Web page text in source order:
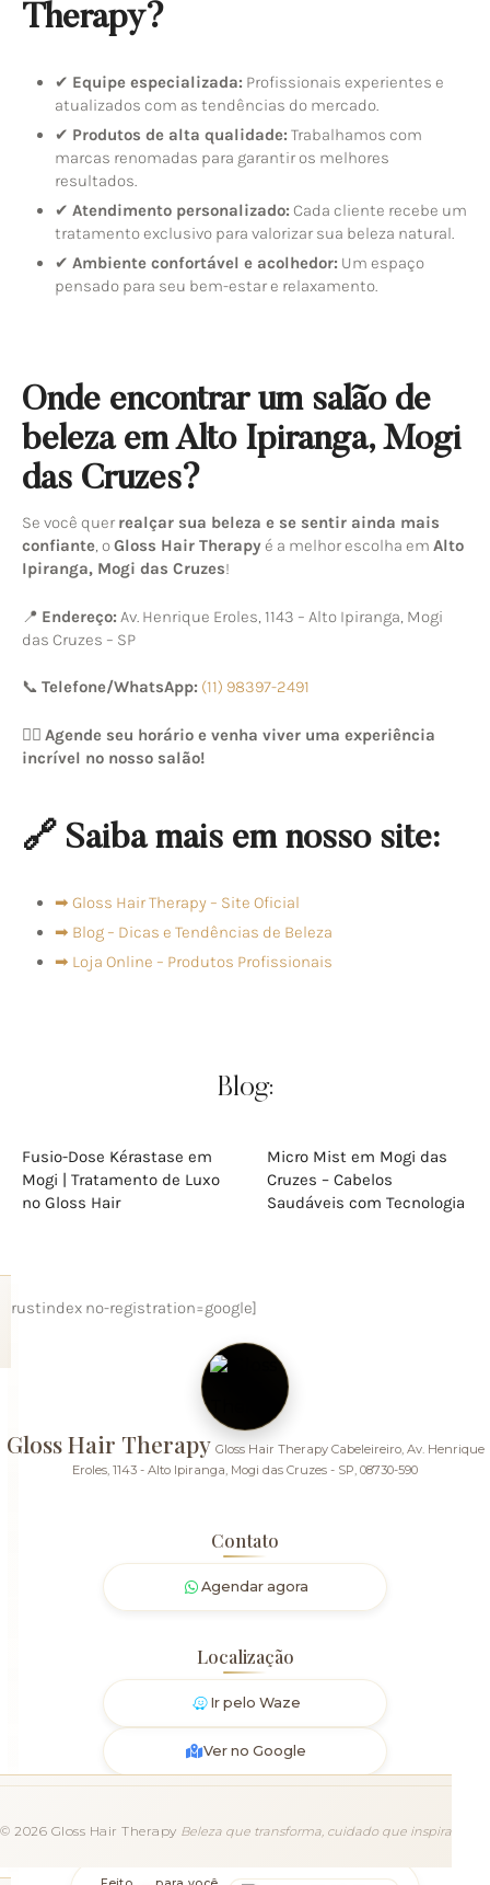
Therapy?
✔ Equipe especializada: Profissionais experientes e
atualizados com as tendências do mercado.
✔ Produtos de alta qualidade: Trabalhamos com
marcas renomadas para garantir os melhores
resultados.
✔ Atendimento personalizado: Cada cliente recebe um
tratamento exclusivo para valorizar sua beleza natural.
✔ Ambiente confortável e acolhedor: Um espaço
pensado para seu bem-estar e relaxamento.
Onde encontrar um salão de
beleza em Alto Ipiranga, Mogi
das Cruzes?
Se você quer realçar sua beleza e se sentir ainda mais
confiante, oGloss Hair Therapy é a melhor escolha em Alto
Ipiranga, Mogi das Cruzes!
📍 Endereço: Av. Henrique Eroles, 1143 – Alto Ipiranga, Mogi
das Cruzes – SP
📞 Telefone/WhatsApp: (11) 98397-2491
💆‍♀️ Agende seu horário e venha viver uma experiência
incrível no nosso salão!
🔗 Saiba mais em nosso site:
➡ Gloss Hair Therapy – Site Oficial
➡ Blog – Dicas e Tendências de Beleza
➡ Loja Online – Produtos Profissionais
Blog:
Fusio-Dose Kérastase em
Mogi | Tratamento de Luxo
no Gloss Hair
Micro Mist em Mogi das
Cruzes – Cabelos
Saudáveis com Tecnologia
[trustindex no-registration=google]
Gloss Hair Therapy Gloss Hair Therapy Cabeleireiro, Av. Henrique
Eroles, 1143 - Alto Ipiranga, Mogi das Cruzes - SP, 08730-590
Contato
Agendar agora
Localização
Ir pelo Waze
Ver no Google
© 2026 Gloss Hair Therapy Beleza que transforma, cuidado que inspira